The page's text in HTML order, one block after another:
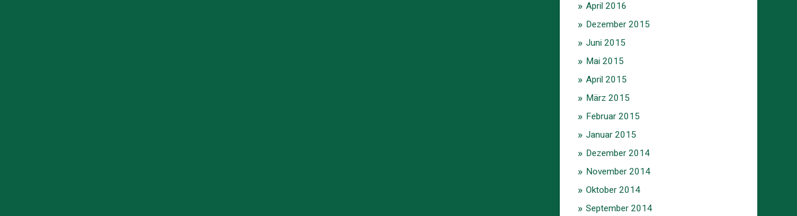
April 2016
Dezember 2015
Juni 2015
Mai 2015
April 2015
März 2015
Februar 2015
Januar 2015
Dezember 2014
November 2014
Oktober 2014
September 2014